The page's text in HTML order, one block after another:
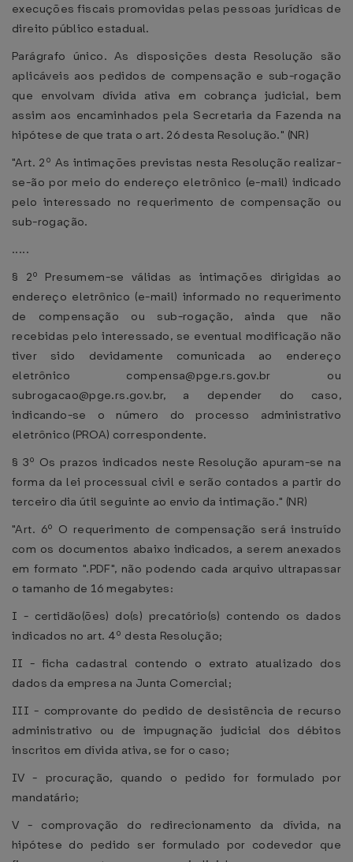
execuções fiscais promovidas pelas pessoas jurídicas de
direito público estadual.
Parágrafo único. As disposições desta Resolução são
aplicáveis aos pedidos de compensação e sub-rogação
que envolvam dívida ativa em cobrança judicial, bem
assim aos encaminhados pela Secretaria da Fazenda na
hipótese de que trata o art. 26 desta Resolução." (NR)
"Art. 2º As intimações previstas nesta Resolução realizar-
se-ão por meio do endereço eletrônico (e-mail) indicado
pelo interessado no requerimento de compensação ou
sub-rogação.
.....
§ 2º Presumem-se válidas as intimações dirigidas ao
endereço eletrônico (e-mail) informado no requerimento
de compensação ou sub-rogação, ainda que não
recebidas pelo interessado, se eventual modificação não
tiver sido devidamente comunicada ao endereço
eletrônico compensa@pge.rs.gov.br ou
subrogacao@pge.rs.gov.br, a depender do caso,
indicando-se o número do processo administrativo
eletrônico (PROA) correspondente.
§ 3º Os prazos indicados neste Resolução apuram-se na
forma da lei processual civil e serão contados a partir do
terceiro dia útil seguinte ao envio da intimação." (NR)
"Art. 6º O requerimento de compensação será instruído
com os documentos abaixo indicados, a serem anexados
em formato ".PDF", não podendo cada arquivo ultrapassar
o tamanho de 16 megabytes:
I - certidão(ões) do(s) precatório(s) contendo os dados
indicados no art. 4º desta Resolução;
II - ficha cadastral contendo o extrato atualizado dos
dados da empresa na Junta Comercial;
III - comprovante do pedido de desistência de recurso
administrativo ou de impugnação judicial dos débitos
inscritos em dívida ativa, se for o caso;
IV - procuração, quando o pedido for formulado por
mandatário;
V - comprovação do redirecionamento da dívida, na
hipótese do pedido ser formulado por codevedor que